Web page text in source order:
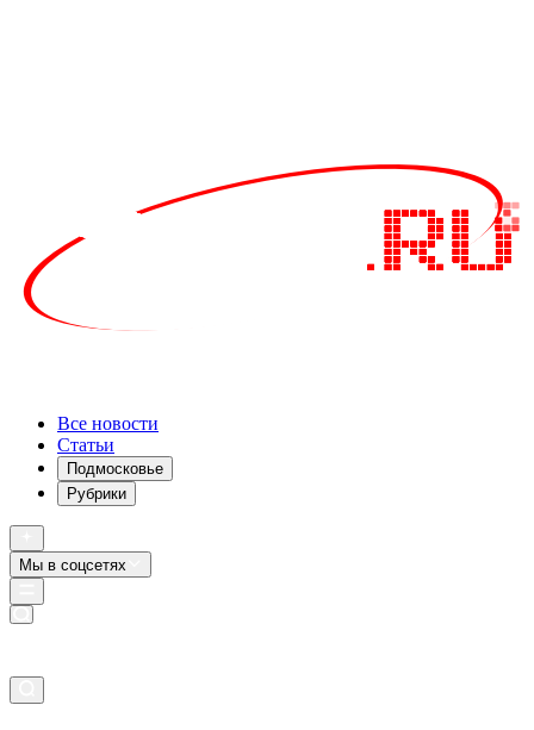
Все новости
Статьи
Подмосковье
Рубрики
Мы в соцсетях